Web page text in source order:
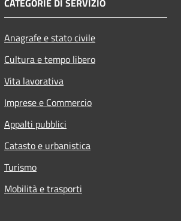
Anagrafe e stato civile
Cultura e tempo libero
Vita lavorativa
Imprese e Commercio
Appalti pubblici
Catasto e urbanistica
Turismo
Mobilità e trasporti